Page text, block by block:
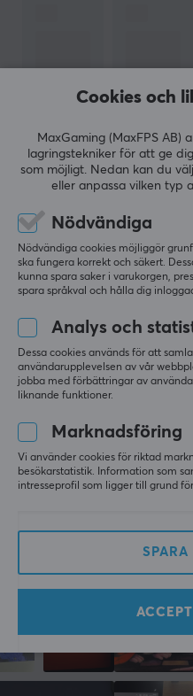
produkt som inte sviker
SPECIFIKATIONER
EGENSKAPER
Material
Tyg
Sydd kant
Ja
Tryck
Nej
Ja
Handledsstöd
Nej
MÅTT & VIKT
3 mm
Bredd
RECENSIONER (0)
0.0
Baserat på 0 recensioner
4
3
2
1
LÄMNA RECENSION
Cookies och
MaxGaming (MaxFPS AB)
lagringstekniker för att ge
som möjligt. Nedan kan du
eller anpassa vilken typ
Nödvändiga
Nödvändiga cookies möjliggör
ska fungera korrekt och säkert.
kunna spara saker i varukorgen,
spara språkval och hålla dig
Analys och
Dessa cookies används för att
användarupplevelsen av vår
jobba med förbättringar av
liknande funktioner.
Marknadsföring
Vi använder cookies för riktad
besökarstatistik. Information som
intresseprofil som ligger till grund
SPARA